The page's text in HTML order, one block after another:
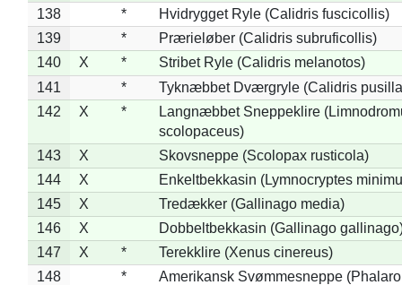
138
*
Hvidrygget Ryle (Calidris fuscicollis)
139
*
Prærieløber (Calidris subruficollis)
140
X *
Stribet Ryle (Calidris melanotos)
141
*
Tyknæbbet Dværgryle (Calidris
142
X *
Langnæbbet Sneppeklire
scolopaceus)
143
X
Skovsneppe (Scolopax rusticola)
144
X
Enkeltbekkasin (Lymnocryptes
145
X
Tredækker (Gallinago media)
146
X
Dobbeltbekkasin (Gallinago
147
X *
Terekklire (Xenus cinereus)
148
*
Amerikansk Svømmesneppe